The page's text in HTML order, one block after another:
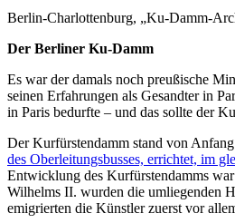
Berlin-Charlottenburg, „Ku-Damm-
Der Berliner Ku-Damm
Es war der damals noch preußische
seinen Erfahrungen als Gesandter in
in Paris bedurfte – und das sollte der
Der Kurfürstendamm stand von
des Oberleitungsbusses, errichtet, im
Entwicklung des Kurfürstendamms
Wilhelms II. wurden die umliegenden
emigrierten die Künstler zuerst vor